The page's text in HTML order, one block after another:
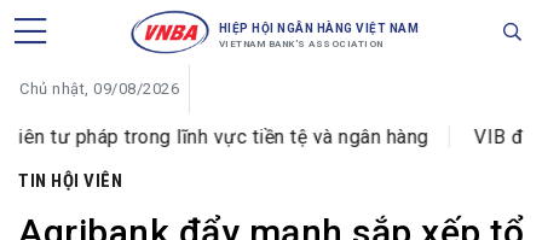
HIỆP HỘI NGÂN HÀNG VIỆT NAM
VIETNAM BANK'S ASSOCIATION
Chủ nhật, 09/08/2026
lĩnh vực tiền tệ và ngân hàng VIB đổi tên Phòng
TIN HỘI VIÊN